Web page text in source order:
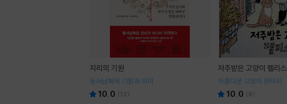
지리의 기원
동서남북의 기원과 의미
10.0 (12)
저주받은 고양이 펠리스
아름다운 고양이 판타지
10.0 (8)